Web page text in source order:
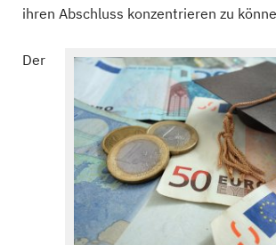
ihren Abschluss konzentrieren zu
Der